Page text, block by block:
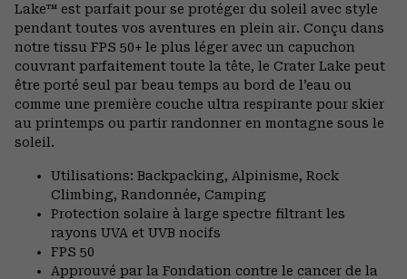
Lake™ est parfait pour se protéger du soleil avec style
pendant toutes vos aventures en plein air. Conçu dans
notre tissu FPS 50+ le plus léger avec un capuchon
couvrant parfaitement toute la tête, le Crater Lake peut
être porté seul par beau temps au bord de l’eau ou
comme une première couche ultra respirante pour skier
au printemps ou partir randonner en montagne sous le
soleil.
Utilisations: Backpacking, Alpinisme, Rock
Climbing, Randonnée, Camping
Protection solaire à large spectre filtrant les
rayons UVA et UVB nocifs
FPS 50
Approuvé par la Fondation contre le cancer de la